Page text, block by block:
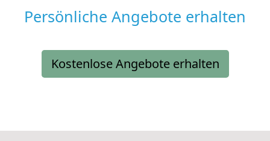
Persönliche Angebote erhalten
Kostenlose Angebote erhalten